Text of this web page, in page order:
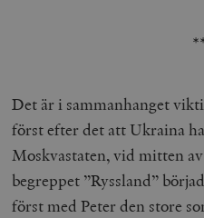
Det är i sammanhanget
först efter det att Ukraina
Moskvastaten, vid mitten
begreppet ”Ryssland”
först med Peter den store